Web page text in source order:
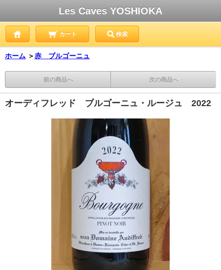
Les Caves YOSHIOKA
カート 検索
ホーム ＞赤 ブルゴーニュ
前の商品へ 次の商品へ
オーディフレッド ブルゴーニュ・ルージュ 2022